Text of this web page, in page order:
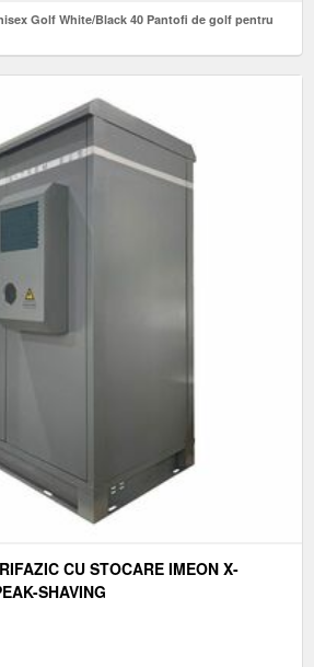
Golf White/Black 40 Pantofi de golf pentru
CU STOCARE IMEON X-
SHAVING